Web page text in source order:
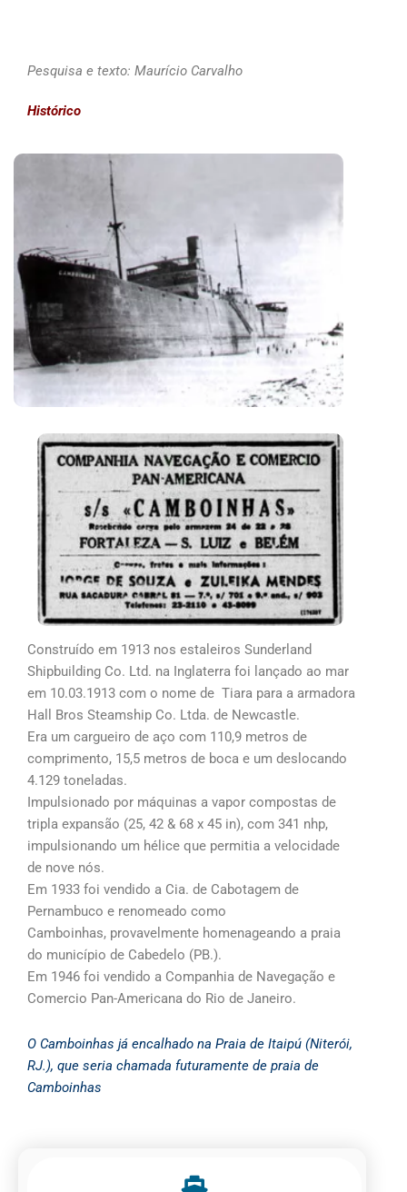
Pesquisa e texto: Maurício Carvalho
Histórico
Construído em 1913 nos estaleiros Sunderland
Shipbuilding Co. Ltd. na Inglaterra foi lançado ao mar
em 10.03.1913 com o nome de Tiara para a armadora
Hall Bros Steamship Co. Ltda. de Newcastle.
Era um cargueiro de aço com 110,9 metros de
comprimento, 15,5 metros de boca e um deslocando
4.129 toneladas.
Impulsionado por máquinas a vapor compostas de
tripla expansão (25, 42 & 68 x 45 in), com 341 nhp,
impulsionando um hélice que permitia a velocidade
de nove nós.
Em 1933 foi vendido a Cia. de Cabotagem de
Pernambuco e renomeado como
Camboinhas, provavelmente homenageando a praia
do município de Cabedelo (PB.).
Em 1946 foi vendido a Companhia de Navegação e
Comercio Pan-Americana do Rio de Janeiro.
O Camboinhas já encalhado na Praia de Itaipú (Niterói,
RJ.), que seria chamada futuramente de praia de
Camboinhas